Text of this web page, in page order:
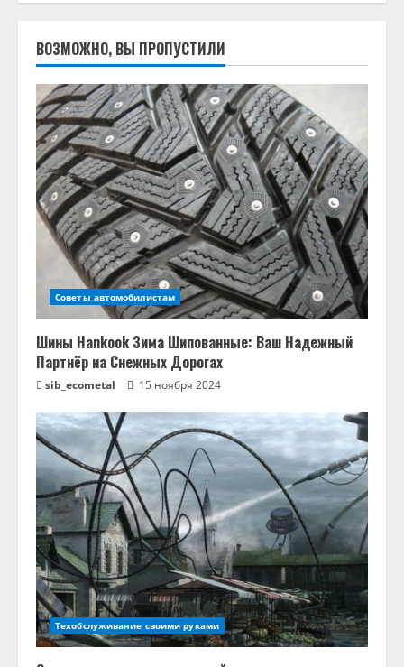
ВОЗМОЖНО, ВЫ ПРОПУСТИЛИ
Советы автомобилистам
Шины Hankook Зима Шипованные: Ваш Надежный
Партнёр на Снежных Дорогах
sib_ecometal 15 ноября 2024
Техобслуживание своими руками